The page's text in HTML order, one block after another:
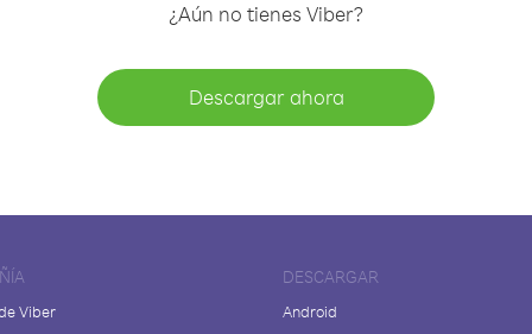
¿Aún no tienes Viber?
Descargar ahora
Viber
DESCARGAR
Android